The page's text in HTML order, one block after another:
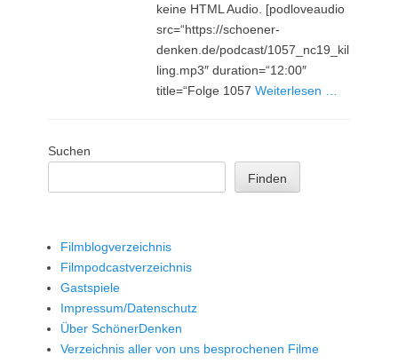
keine HTML Audio. [podloveaudio
src=“https://schoener-
denken.de/podcast/1057_nc19_kil
ling.mp3″ duration=“12:00″
title=“Folge 1057Weiterlesen …
Suchen
Finden
Filmblogverzeichnis
Filmpodcastverzeichnis
Gastspiele
Impressum/Datenschutz
Über SchönerDenken
Verzeichnis aller von uns besprochenen Filme